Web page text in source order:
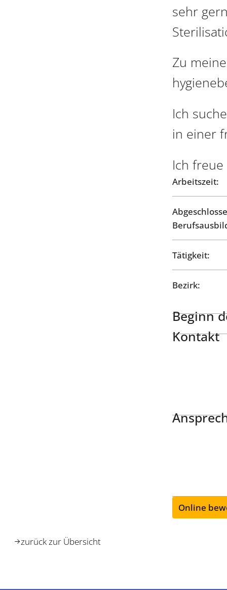
sehr
Zu
Ich
in einer
Ich
Arbeitszeit:
Tätigkeit:
Bezirk:
Beginn
Kontakt
Online
zurück zur Übersicht